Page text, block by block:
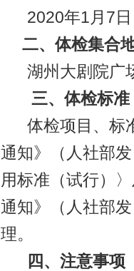
2020年1月7
二、体检集合
湖州大剧院广
三、体检标准
体检项目、标
通知》（人社部
用标准（试行）
通知》（人社部
理。
四、注意事项